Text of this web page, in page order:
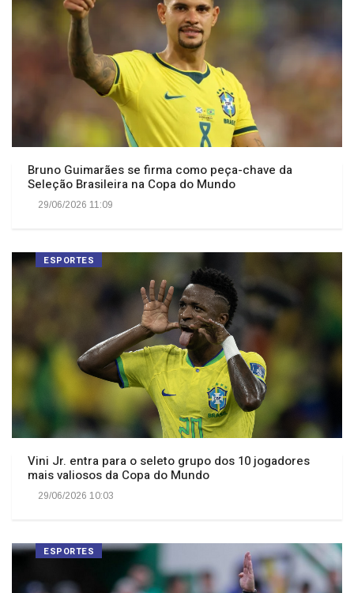
Bruno Guimarães se firma como peça-chave da
Seleção Brasileira na Copa do Mundo
29/06/2026 11:09
ESPORTES
Vini Jr. entra para o seleto grupo dos 10 jogadores
mais valiosos da Copa do Mundo
29/06/2026 10:03
ESPORTES